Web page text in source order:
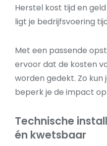
Herstel kost tijd en
ligt je bedrijfsvoering
Met een passende
ervoor dat de kosten
worden gedekt. Zo
beperk je de impact
Technische
én kwetsbaar